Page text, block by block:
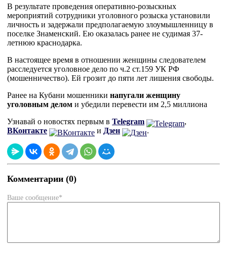
В результате проведения оперативно-розыскных
мероприятий сотрудники уголовного розыска установили
личность и задержали предполагаемую злоумышленницу в
поселке Знаменский. Ею оказалась ранее не судимая 37-
летнюю краснодарка.
В настоящее время в отношении женщины следователем
расследуется уголовное дело по ч.2 ст.159 УК РФ
(мошенничество). Ей грозит до пяти лет лишения свободы.
Ранее на Кубани мошенники напугали женщину
уголовным делом и убедили перевести им 2,5 миллиона
Узнавай о новостях первым в Telegram
,
ВКонтакте
и Дзен .
Комментарии (0)
Ваше сообщение*